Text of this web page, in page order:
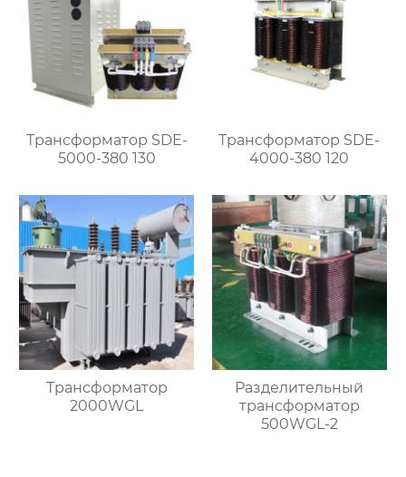
Трансформатор SDE-
5000-380 130
Трансформатор SDE-
4000-380 120
Трансформатор
2000WGL
Разделительный
трансформатор
500WGL-2